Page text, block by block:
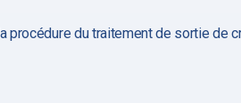
procédure du traitement de sortie de